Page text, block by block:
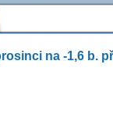
na -1,6 b.